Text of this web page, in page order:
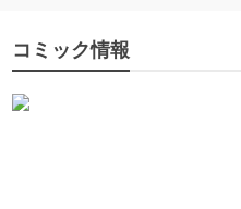
コミック情報